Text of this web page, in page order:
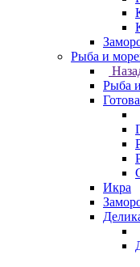
Рыба и
Рыба
Икра